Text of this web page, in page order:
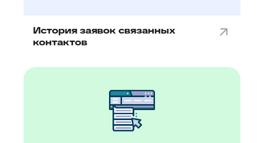
История заявок связанных
контактов